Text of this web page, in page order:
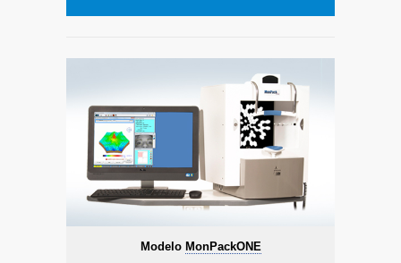
Modelo MonPackONE